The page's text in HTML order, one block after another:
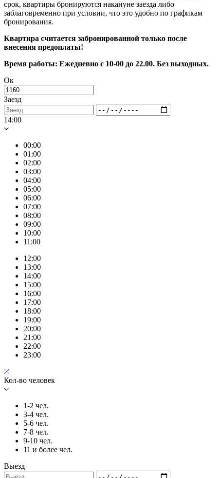
срок, квартиры бронируются накануне заезда либо
заблаговременно при условии, что это удобно по графикам
бронирования.
Квартира считается забронированной только после
внесения предоплаты!
Время работы: Ежедневно с 10-00 до 22.00. Без выходных.
Ок
Заезд
14:00
00:00
01:00
02:00
03:00
04:00
05:00
06:00
07:00
08:00
09:00
10:00
11:00
12:00
13:00
14:00
15:00
16:00
17:00
18:00
19:00
20:00
21:00
22:00
23:00
Кол-во человек
1-2 чел.
3-4 чел.
5-6 чел.
7-8 чел.
9-10 чел.
11 и более чел.
Выезд